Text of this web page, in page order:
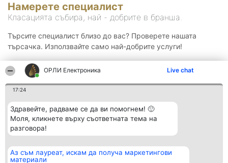
ОРЛИ Електроника Live chat
17:24
Здравейте, радваме се да ви помогнем! 🙂
Моля, кликнете върху съответната тема на
разговора!
Аз съм лауреат, искам да получа маркетингови
материали
Намерете специалист
Класацията събира, най - добрите в бранша.
Търсите специалист близо до вас? Проверете нашата
търсачка. Използвайте само най-добрите услуги!
Организатор на
класиране
Класация Контакти